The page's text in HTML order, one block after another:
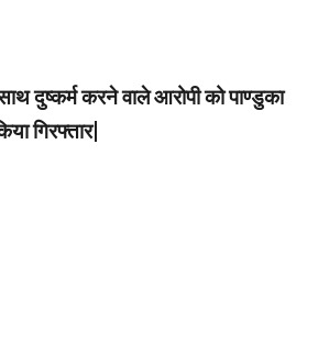
दुष्कर्म करने वाले आरोपी को पाण्डुका
गिरफ्तार|